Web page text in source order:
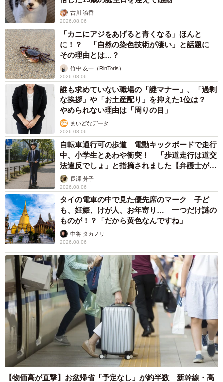
古川 諭香
2026.08.06
「カニにアジをあげると青くなる」ほんと
に！？ 「自然の染色技術が凄い」と話題に
その理由とは…？
竹中 友一（RinToris）
2026.08.06
誰も求めていない職場の「謎マナー」、「過剰
な挨拶」や「お土産配り」を抑えた1位は？
やめられない理由は「周りの目」
まいどなデータ
2026.08.06
自転車通行可の歩道 電動キックボードで走行
中、小学生とあわや衝突！ 「歩道走行は道交
法違反でしょ」と指摘されました【弁護士が解
説】長澤 芳子
2026.08.06
タイの電車の中で見た優先席のマーク 子ど
も、妊娠、けが人、お年寄り… 一つだけ謎の
ものが！？「だから黄色なんですね」
中将 タカノリ
2026.08.06
【物価高が直撃】お盆帰省「予定なし」が約半数 新幹線・高